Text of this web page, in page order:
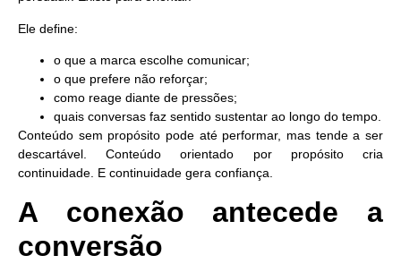
Ele define:
o que a marca escolhe comunicar;
o que prefere não reforçar;
como reage diante de pressões;
quais conversas faz sentido sustentar ao longo do tempo.
Conteúdo sem propósito pode até performar, mas tende a ser
descartável. Conteúdo orientado por propósito cria
continuidade. E continuidade gera confiança.
A conexão antecede a
conversão